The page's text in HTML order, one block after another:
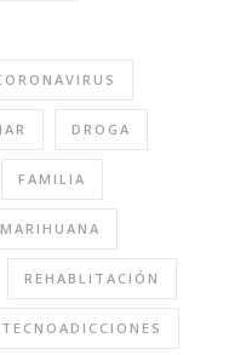
DROGA
FAMILIA
MARIHUANA
REHABLITACIÓN
TECNOADICCIONES